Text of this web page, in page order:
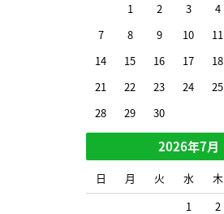
1
2 3 4
7
8 9 10 11
14
15 16 17 18
21
22 23 24 25
28
29 30
2026年7月
日 月 火 水 木
1
2